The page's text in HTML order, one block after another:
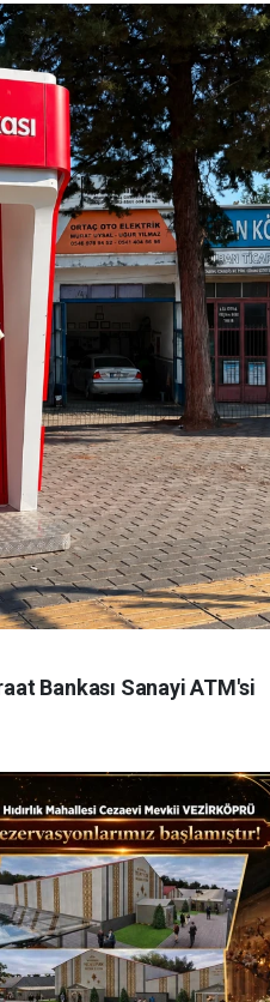
Bankası Sanayi ATM'si